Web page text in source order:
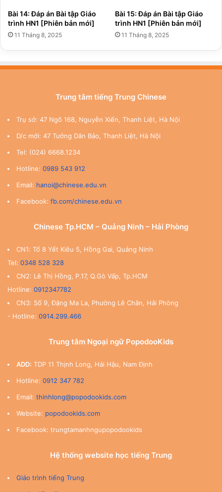
Bài 14: Đáp án Bài tập Giáo
trình HN1 [Phiên bản mới]
11 Tháng 8, 2025
Bài 15: Đáp án Bài tập Giáo
trình HN1 [Phiên bản mới]
11 Tháng 8, 2025
Trung tâm tiếng Trung Chinese
Trụ sở: 47 Ngõ 168, Nguyễn Xiển, Thanh Liệt, Hà Nội
D/c mới: 47 Tưởng Dân Bảo, Thanh Liệt, Hà Nội
Tel: (024) 6668.1234
Hotline: 0989 543 912
Email: hanoi@chinese.edu.vn
Facebook: fb.com/chinese.edu.vn
Chinese Tp.HCM – Quảng Ninh – Hải Phòng
CN1: Tổ 8 Yết Kiêu 5, Hồng Gai, Quảng Ninh
Tel: 0348 528 328
CN2: Lê Thị Hồng, P.17, Q.Gò Vấp, Tp.HCM
Hotline: 0912347782
CN3: Số 9, Đặng Ma La, Phường Lê Chân, Hải Phòng
- Hotline: 0914.299.466
Trung tâm Ngoại ngữ PopodooKids
ADD: TDP 11 Thịnh Long, Hải Hậu, Nam Định
Hotline: 0912 347 782
Email: thinhlong@popodookids.com
Website: popodookids.com
Facebook: trungtamanhngupopodookids
Hệ thống website học tiếng Trung
Giáo trình tiếng Trung